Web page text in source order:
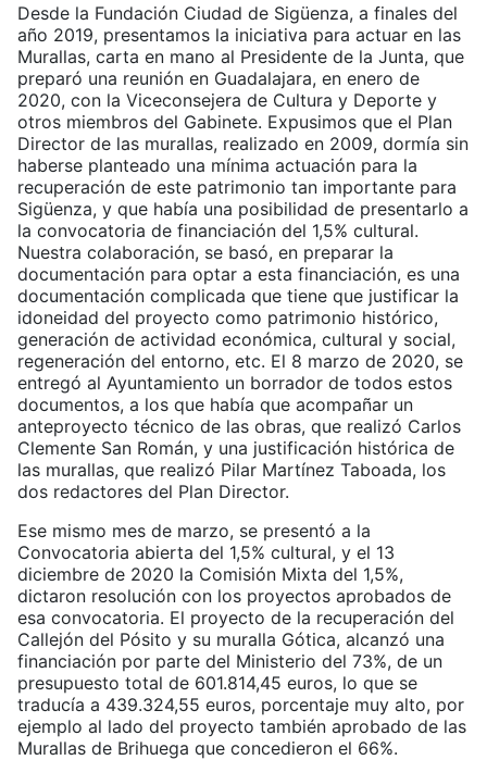
Desde la Fundación Ciudad de Sigüenza, a finales del
año 2019, presentamos la iniciativa para actuar en las
Murallas, carta en mano al Presidente de la Junta, que
preparó una reunión en Guadalajara, en enero de
2020, con la Viceconsejera de Cultura y Deporte y
otros miembros del Gabinete. Expusimos que el Plan
Director de las murallas, realizado en 2009, dormía sin
haberse planteado una mínima actuación para la
recuperación de este patrimonio tan importante para
Sigüenza, y que había una posibilidad de presentarlo a
la convocatoria de financiación del 1,5% cultural.
Nuestra colaboración, se basó, en preparar la
documentación para optar a esta financiación, es una
documentación complicada que tiene que justificar la
idoneidad del proyecto como patrimonio histórico,
generación de actividad económica, cultural y social,
regeneración del entorno, etc. El 8 marzo de 2020, se
entregó al Ayuntamiento un borrador de todos estos
documentos, a los que había que acompañar un
anteproyecto técnico de las obras, que realizó Carlos
Clemente San Román, y una justificación histórica de
las murallas, que realizó Pilar Martínez Taboada, los
dos redactores del Plan Director.
Ese mismo mes de marzo, se presentó a la
Convocatoria abierta del 1,5% cultural, y el 13
diciembre de 2020 la Comisión Mixta del 1,5%,
dictaron resolución con los proyectos aprobados de
esa convocatoria. El proyecto de la recuperación del
Callejón del Pósito y su muralla Gótica, alcanzó una
financiación por parte del Ministerio del 73%, de un
presupuesto total de 601.814,45 euros, lo que se
traducía a 439.324,55 euros, porcentaje muy alto, por
ejemplo al lado del proyecto también aprobado de las
Murallas de Brihuega que concedieron el 66%.